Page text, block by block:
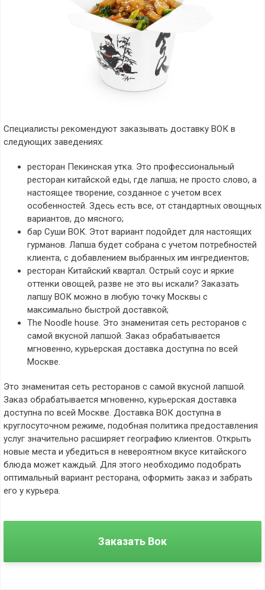
Специалисты рекомендуют заказывать доставку ВОК в
следующих заведениях:
ресторан Пекинская утка. Это профессиональный
ресторан китайской еды, где лапша; не просто слово, а
настоящее творение, созданное с учетом всех
особенностей. Здесь есть все, от стандартных овощных
вариантов, до мясного;
бар Суши ВОК. Этот вариант подойдет для настоящих
гурманов. Лапша будет собрана с учетом потребностей
клиента, с добавлением выбранных им ингредиентов;
ресторан Китайский квартал. Острый соус и яркие
оттенки овощей, разве не это вы искали? Заказать
лапшу ВОК можно в любую точку Москвы с
максимально быстрой доставкой;
The Noodle house. Это знаменитая сеть ресторанов с
самой вкусной лапшой. Заказ обрабатывается
мгновенно, курьерская доставка доступна по всей
Москве.
Это знаменитая сеть ресторанов с самой вкусной лапшой.
Заказ обрабатывается мгновенно, курьерская доставка
доступна по всей Москве. Доставка ВОК доступна в
круглосуточном режиме, подобная политика предоставления
услуг значительно расширяет географию клиентов. Открыть
новые места и убедиться в невероятном вкусе китайского
блюда может каждый. Для этого необходимо подобрать
оптимальный вариант ресторана, оформить заказ и забрать
его у курьера.
Заказать Вок